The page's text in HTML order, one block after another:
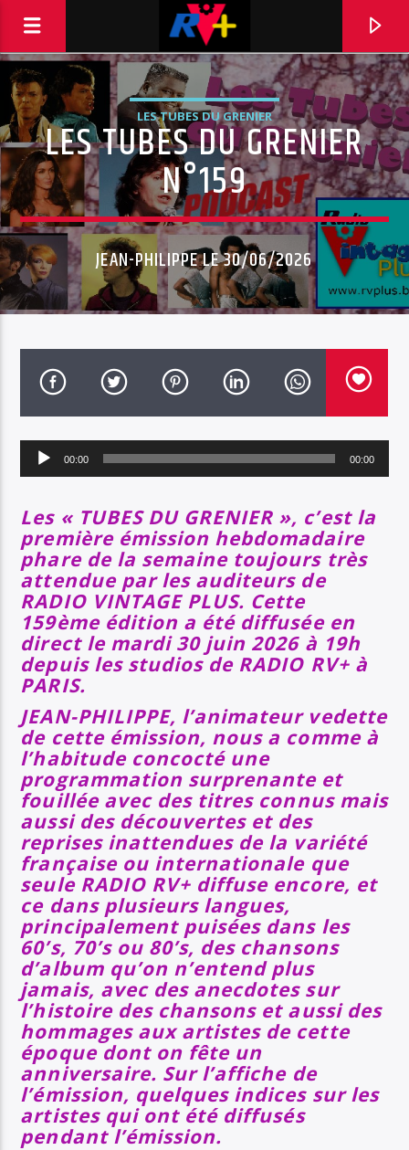
RADIO VINTAGE PLUS
POUR ET AVEC VOUS
TITRE
ARTISTE
SOYEZ COOL ET RESTEZ EN FORME AVEC RV+
Radio Vintage Plus
LES TUBES DU GRENIER
LES TUBES DU GRENIER
N°159
JEAN-PHILIPPE LE 30/06/2026
Lecteur
audio
00:00 00:00
Les « TUBES DU GRENIER », c’est la
première émission hebdomadaire
phare de la semaine toujours très
attendue par les auditeurs de
RADIO VINTAGE PLUS. Cette
159ème édition a été diffusée en
direct le mardi 30 juin 2026 à 19h
depuis les studios de RADIO RV+ à
PARIS.
JEAN-PHILIPPE, l’animateur vedette
de cette émission, nous a comme à
l’habitude concocté une
programmation surprenante et
fouillée avec des titres connus mais
aussi des découvertes et des
reprises inattendues de la variété
française ou internationale que
seule RADIO RV+ diffuse encore, et
ce dans plusieurs langues,
principalement puisées dans les
60’s, 70’s ou 80’s, des chansons
d’album qu’on n’entend plus
jamais, avec des anecdotes sur
l’histoire des chansons et aussi des
hommages aux artistes de cette
époque dont on fête un
anniversaire. Sur l’affiche de
l’émission, quelques indices sur les
artistes qui ont été diffusés
pendant l’émission.